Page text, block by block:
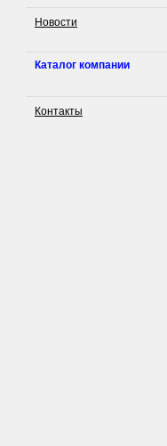
Новости
Каталог компании
Контакты